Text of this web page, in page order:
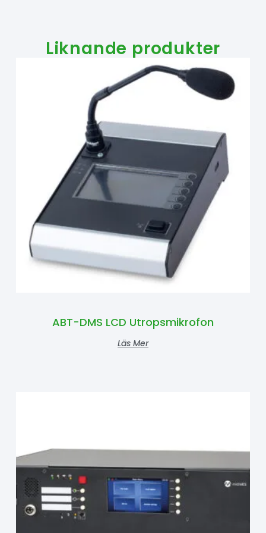
Liknande produkter
ABT-DMS LCD Utropsmikrofon
Läs Mer